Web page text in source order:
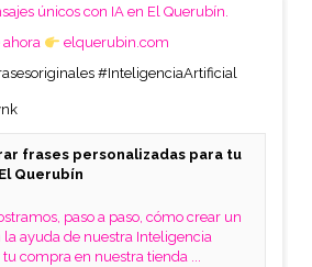
únicos con IA en El Querubín.
ahora
elquerubin.com
#InteligenciaArtificial
frases personalizadas para tu
Querubín
paso a paso, cómo crear un
ayuda de nuestra Inteligencia
compra en nuestra tienda ...